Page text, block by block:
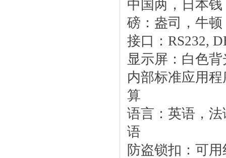
中国两，日本
磅：盎司，牛顿
接口：RS232,
显示屏：白色
内部标准应用
算
语言：英语，
语
防盗锁扣：可